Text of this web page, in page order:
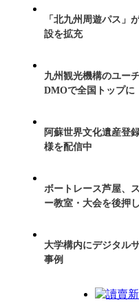
「北九州周遊パス」
設を拡充
九州観光機構のユー
DMOで全国トップに
阿蘇世界文化遺産登
様を配信中
ボートレース芦屋、
ー教室・大会を後押し
大学構内にデジタル
事例